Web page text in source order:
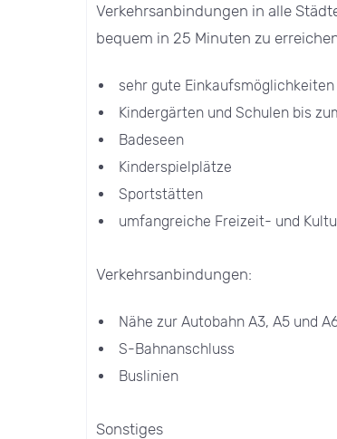
Verkehrsanbindungen in alle
bequem in 25 Minuten zu
sehr gute Einkaufsmöglichkeiten
Kindergärten und Schulen bis
Badeseen
Kinderspielplätze
Sportstätten
umfangreiche Freizeit- und
Verkehrsanbindungen:
Nähe zur Autobahn A3, A5 und
S-Bahnanschluss
Buslinien
Sonstiges